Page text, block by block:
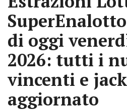
di oggi
2026: tutti i
vincenti e
aggiornato